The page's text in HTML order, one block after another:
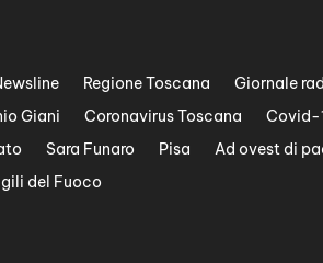
Regione Toscana Giornale
Giani Coronavirus Toscana Covid-
Sara Funaro Pisa Ad ovest di
del Fuoco